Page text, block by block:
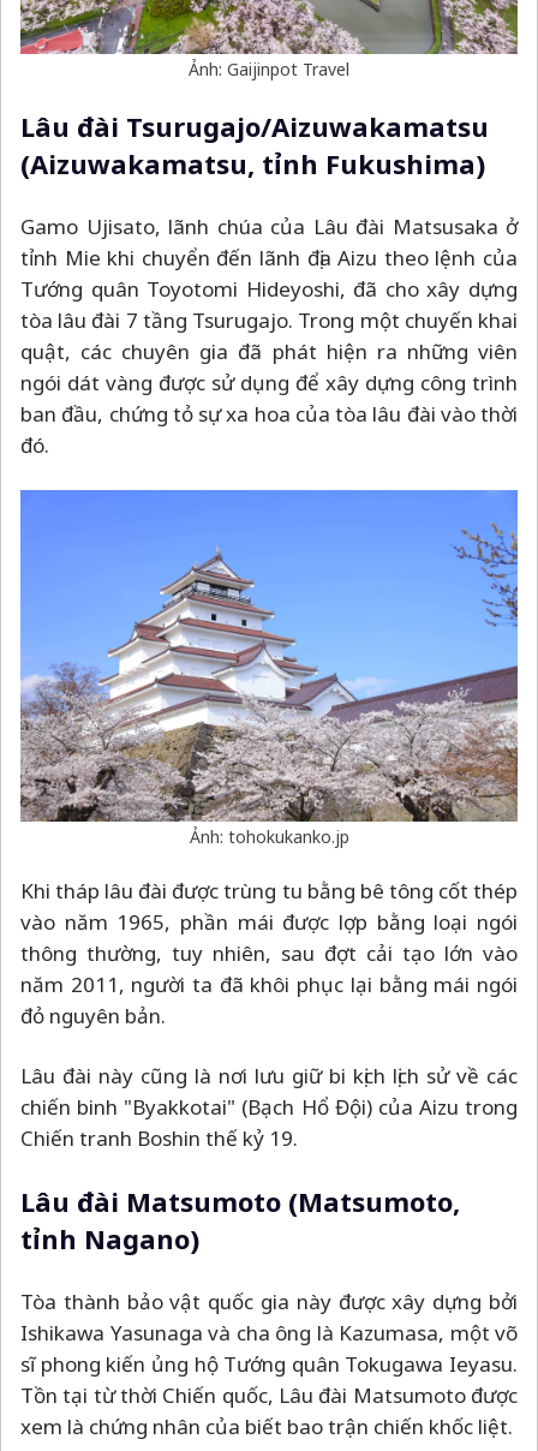
Ảnh: Gaijinpot Travel
Lâu đài Tsurugajo/Aizuwakamatsu
(Aizuwakamatsu, tỉnh Fukushima)
Gamo Ujisato, lãnh chúa của Lâu đài Matsusaka ở
tỉnh Mie khi chuyển đến lãnh địa Aizu theo lệnh của
Tướng quân Toyotomi Hideyoshi, đã cho xây dựng
tòa lâu đài 7 tầng Tsurugajo. Trong một chuyến khai
quật, các chuyên gia đã phát hiện ra những viên
ngói dát vàng được sử dụng để xây dựng công trình
ban đầu, chứng tỏ sự xa hoa của tòa lâu đài vào thời
đó.
Ảnh: tohokukanko.jp
Khi tháp lâu đài được trùng tu bằng bê tông cốt thép
vào năm 1965, phần mái được lợp bằng loại ngói
thông thường, tuy nhiên, sau đợt cải tạo lớn vào
năm 2011, người ta đã khôi phục lại bằng mái ngói
đỏ nguyên bản.
Lâu đài này cũng là nơi lưu giữ bi kịch lịch sử về các
chiến binh "Byakkotai" (Bạch Hổ Đội) của Aizu trong
Chiến tranh Boshin thế kỷ 19.
Lâu đài Matsumoto (Matsumoto,
tỉnh Nagano)
Tòa thành bảo vật quốc gia này được xây dựng bởi
Ishikawa Yasunaga và cha ông là Kazumasa, một võ
sĩ phong kiến ​​ủng hộ Tướng quân Tokugawa Ieyasu.
Tồn tại từ thời Chiến quốc, Lâu đài Matsumoto được
xem là chứng nhân của biết bao trận chiến khốc liệt.